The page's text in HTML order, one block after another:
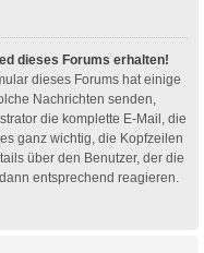
dieses Forums erhalten!
dieses Forums hat einige
Nachrichten senden,
die komplette E-Mail, die
ganz wichtig, die Kopfzeilen
über den Benutzer, der die
entsprechend reagieren.